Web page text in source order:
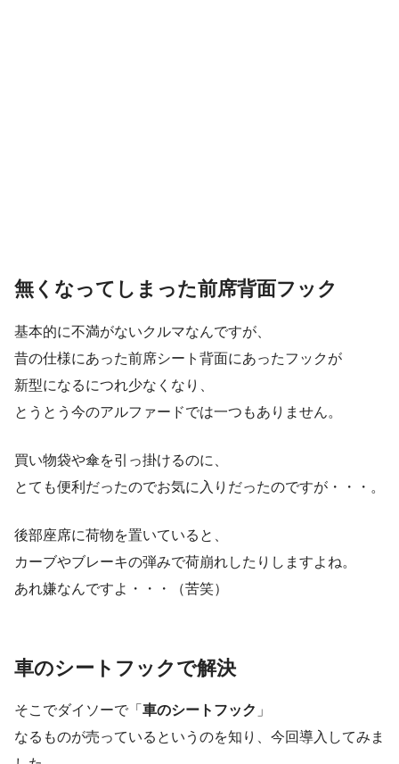
無くなってしまった前席背面フック
基本的に不満がないクルマなんですが、
昔の仕様にあった前席シート背面にあったフックが
新型になるにつれ少なくなり、
とうとう今のアルファードでは一つもありません。
買い物袋や傘を引っ掛けるのに、
とても便利だったのでお気に入りだったのですが・・・。
後部座席に荷物を置いていると、
カーブやブレーキの弾みで荷崩れしたりしますよね。
あれ嫌なんですよ・・・（苦笑）
車のシートフックで解決
そこでダイソーで「 車のシートフック 」
なるものが売っているというのを知り、今回導入してみま